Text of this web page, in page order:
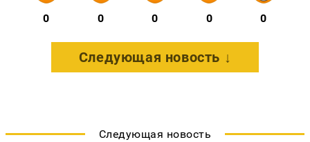
0 0 0 0 0
Следующая новость ↓
Следующая новость